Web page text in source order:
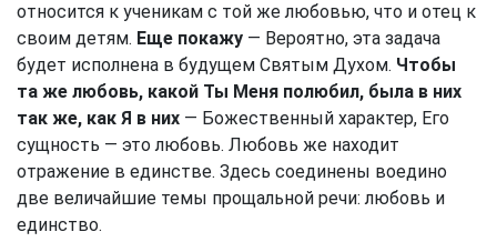
относится к ученикам с той же любовью, что и отец к
своим детям. Еще покажу — Вероятно, эта задача
будет исполнена в будущем Святым Духом. Чтобы
та же любовь, какой Ты Меня полюбил, была в них
так же, как Я в них — Божественный характер, Его
сущность — это любовь. Любовь же находит
отражение в единстве. Здесь соединены воедино
две величайшие темы прощальной речи: любовь и
единство.